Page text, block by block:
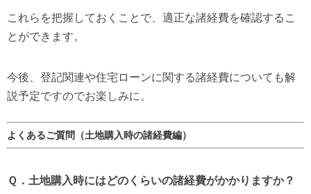
これらを把握しておくことで、適正な諸経費を確認するこ
とができます。
今後、登記関連や住宅ローンに関する諸経費についても解
説予定ですのでお楽しみに。
よくあるご質問（土地購入時の諸経費編）
Ｑ．土地購入時にはどのくらいの諸経費がかかりますか？